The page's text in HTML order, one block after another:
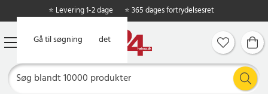
Gå til hovedindholdet
Gå til søgning
⭐ Levering 1-2 dage ⭐ 365 dages fortrydelsesret